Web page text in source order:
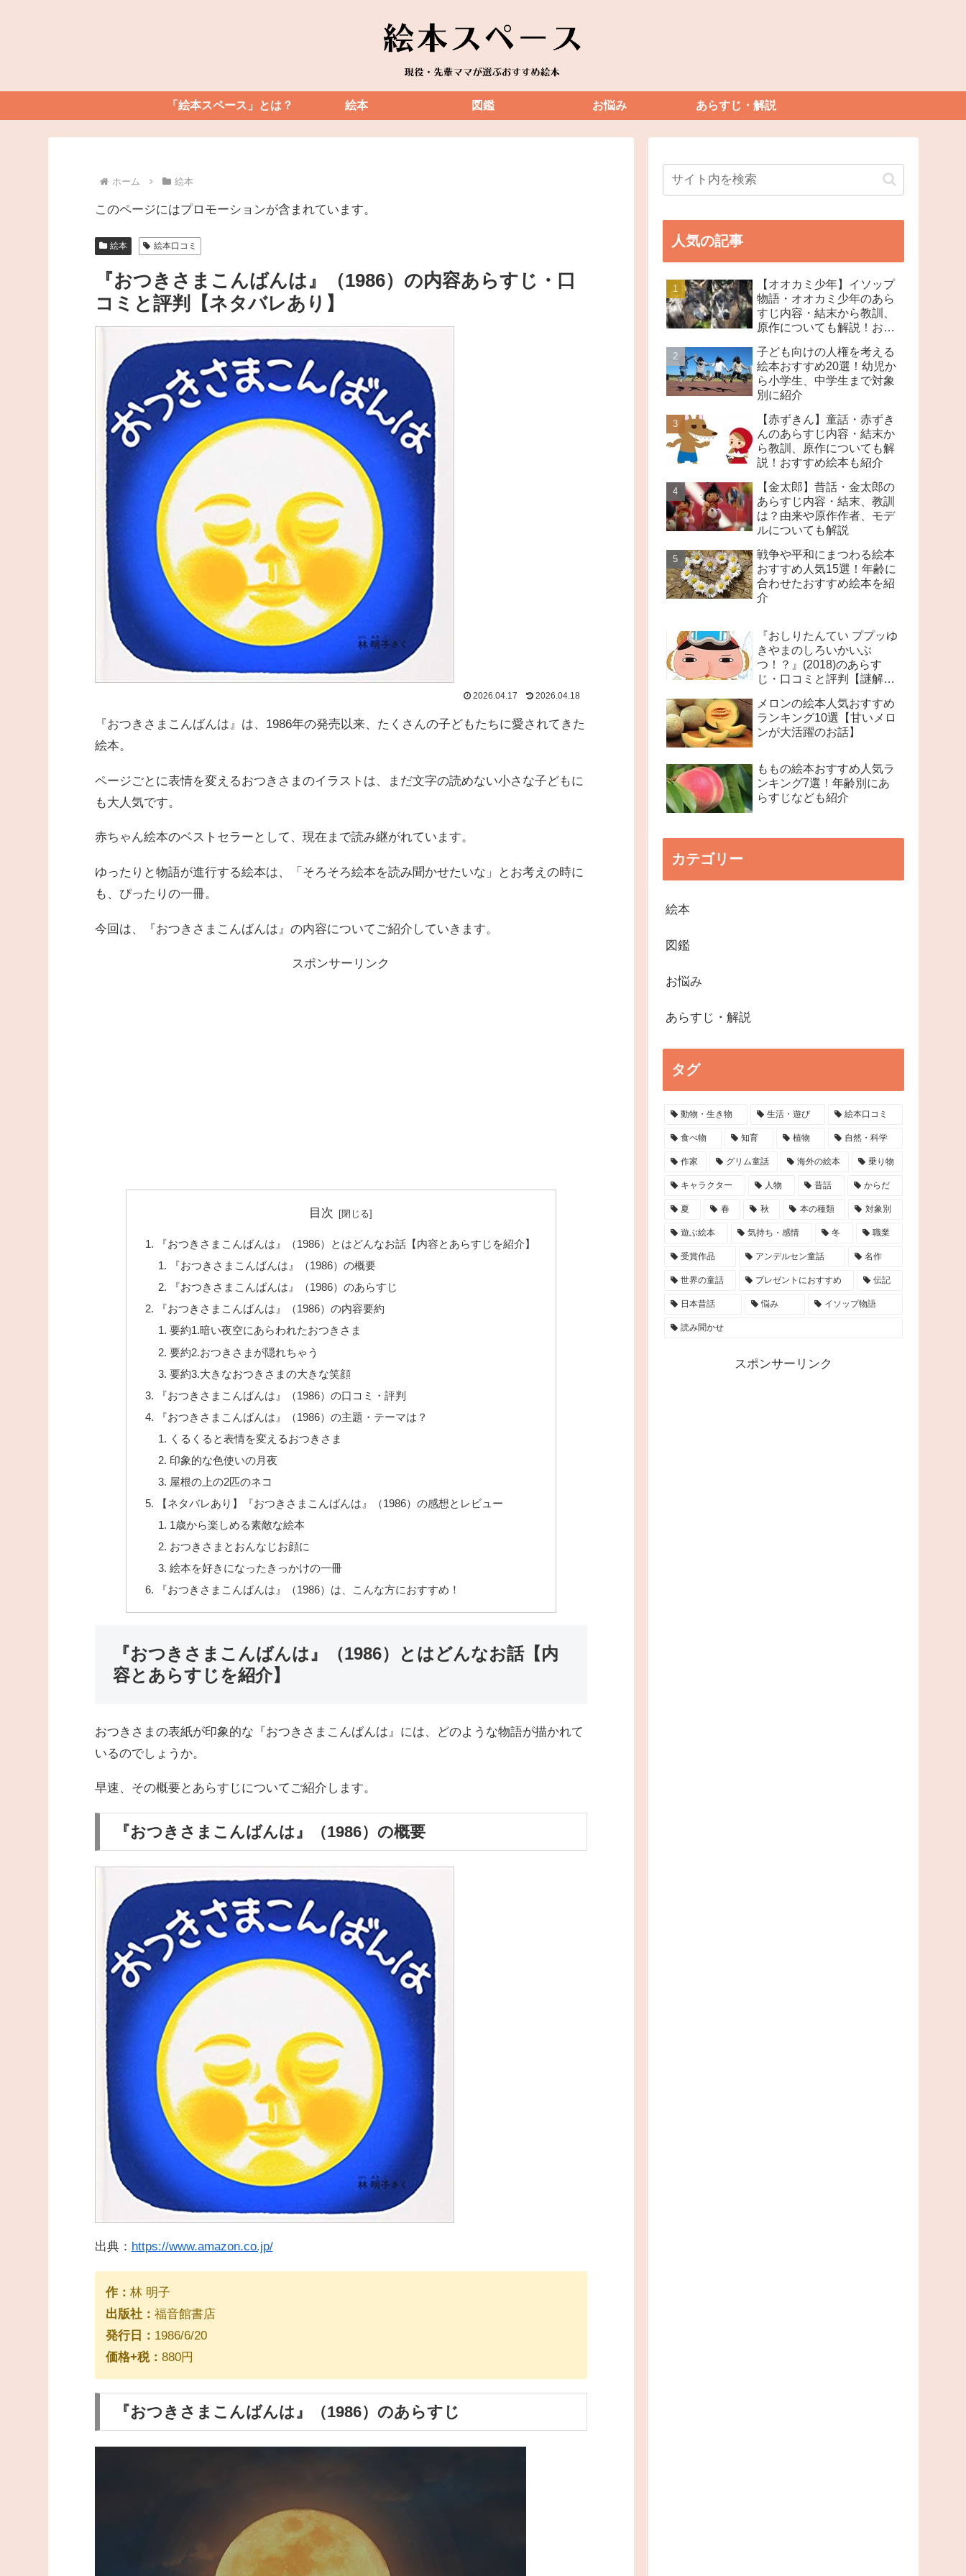
「絵本スペース」とは？ 絵本 図鑑 お悩み あらすじ・解説
ホーム 絵本
このページにはプロモーションが含まれています。
絵本 絵本口コミ
『おつきさまこんばんは』（1986）の内容あらすじ・口
コミと評判【ネタバレあり】
2026.04.17 2026.04.18
『おつきさまこんばんは』は、1986年の発売以来、たくさんの子どもたちに愛されてきた
絵本。
ページごとに表情を変えるおつきさまのイラストは、まだ文字の読めない小さな子どもに
も大人気です。
赤ちゃん絵本のベストセラーとして、現在まで読み継がれています。
ゆったりと物語が進行する絵本は、「そろそろ絵本を読み聞かせたいな」とお考えの時に
も、ぴったりの一冊。
今回は、『おつきさまこんばんは』の内容についてご紹介していきます。
スポンサーリンク
目次
『おつきさまこんばんは』（1986）とはどんなお話【内容とあらすじを紹介】
『おつきさまこんばんは』（1986）の概要
『おつきさまこんばんは』（1986）のあらすじ
『おつきさまこんばんは』（1986）の内容要約
要約1.暗い夜空にあらわれたおつきさま
要約2.おつきさまが隠れちゃう
要約3.大きなおつきさまの大きな笑顔
『おつきさまこんばんは』（1986）の口コミ・評判
『おつきさまこんばんは』（1986）の主題・テーマは？
くるくると表情を変えるおつきさま
印象的な色使いの月夜
屋根の上の2匹のネコ
【ネタバレあり】『おつきさまこんばんは』（1986）の感想とレビュー
1歳から楽しめる素敵な絵本
おつきさまとおんなじお顔に
絵本を好きになったきっかけの一冊
『おつきさまこんばんは』（1986）は、こんな方におすすめ！
『おつきさまこんばんは』（1986）とはどんなお話【内
容とあらすじを紹介】
おつきさまの表紙が印象的な『おつきさまこんばんは』には、どのような物語が描かれて
いるのでしょうか。
早速、その概要とあらすじについてご紹介します。
『おつきさまこんばんは』（1986）の概要
出典： https://www.amazon.co.jp/
作： 林 明子
出版社： 福音館書店
発行日： 1986/6/20
価格+税： 880円
『おつきさまこんばんは』（1986）のあらすじ
人気の記事
【オオカミ少年】イソップ
物語・オオカミ少年のあら
すじ内容・結末から教訓、
原作についても解説！おす
子ども向けの人権を考える
絵本おすすめ20選！幼児か
ら小学生、中学生まで対象
別に紹介
【赤ずきん】童話・赤ずき
んのあらすじ内容・結末か
ら教訓、原作についても解
説！おすすめ絵本も紹介
【金太郎】昔話・金太郎の
あらすじ内容・結末、教訓
は？由来や原作作者、モデ
ルについても解説
戦争や平和にまつわる絵本
おすすめ人気15選！年齢に
合わせたおすすめ絵本を紹
介
『おしりたんてい ププッゆ
きやまのしろいかいぶ
つ！？』(2018)のあらす
じ・口コミと評判【謎解き
メロンの絵本人気おすすめ
ランキング10選【甘いメロ
ンが大活躍のお話】
ももの絵本おすすめ人気ラ
ンキング7選！年齢別にあ
らすじなども紹介
カテゴリー
絵本
図鑑
お悩み
あらすじ・解説
タグ
動物・生き物 生活・遊び 絵本口コミ
食べ物 知育 植物 自然・科学
作家 グリム童話 海外の絵本 乗り物
キャラクター 人物 昔話 からだ
夏 春 秋 本の種類 対象別
遊ぶ絵本 気持ち・感情 冬 職業
受賞作品 アンデルセン童話 名作
世界の童話 プレゼントにおすすめ 伝記
日本昔話 悩み イソップ物語
読み聞かせ
スポンサーリンク